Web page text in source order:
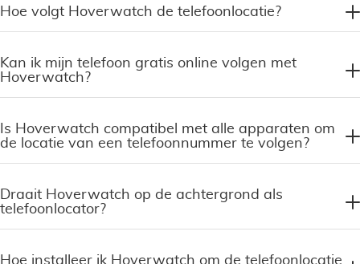
Hoe volgt Hoverwatch de telefoonlocatie?
Kan ik mijn telefoon gratis online volgen met
Hoverwatch?
Is Hoverwatch compatibel met alle apparaten om
de locatie van een telefoonnummer te volgen?
Draait Hoverwatch op de achtergrond als
telefoonlocator?
Hoe installeer ik Hoverwatch om de telefoonlocatie